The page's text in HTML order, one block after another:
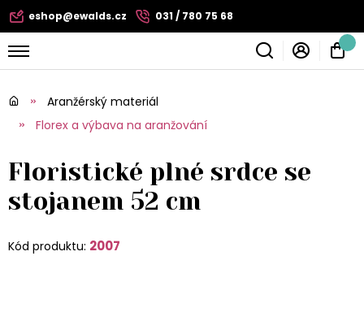
eshop@ewalds.cz 031 / 780 75 68
Aranžérský materiál
Florex a výbava na aranžování
Floristické plné srdce se
stojanem 52 cm
Kód produktu: 2007